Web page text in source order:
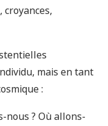
croyances,
mais en tant
:
nous ? Où allons-